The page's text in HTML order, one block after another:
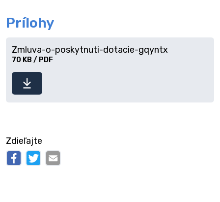
Prílohy
Stiahnuť
súbor
Zmluva-o-poskytnuti-dotacie-gqyntx
70 KB / PDF
Zdieľajte